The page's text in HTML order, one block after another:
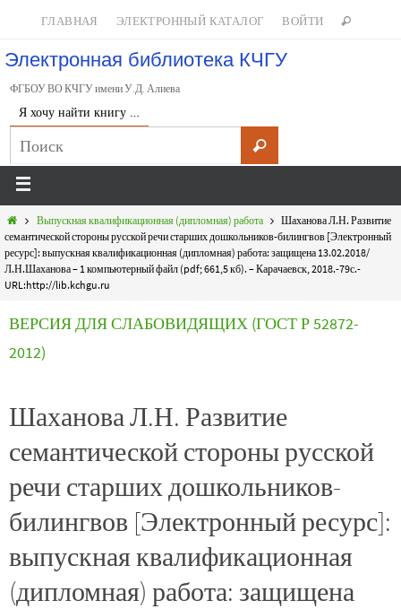
ГЛАВНАЯ ЭЛЕКТРОННЫЙ КАТАЛОГ ВОЙТИ
Электронная библиотека КЧГУ
ФГБОУ ВО КЧГУ имени У.Д. Алиева
Я хочу найти книгу …
Выпускная квалификационная (дипломная) работа
Шаханова Л.Н. Развитие
семантической стороны русской речи старших дошкольников-билингвов [Электронный
ресурс]: выпускная квалификационная (дипломная) работа: защищена 13.02.2018/
Л.Н.Шаханова – 1 компьютерный файл (pdf; 661,5 кб). – Карачаевск, 2018.-79с.-
URL:http://lib.kchgu.ru
ВЕРСИЯ ДЛЯ СЛАБОВИДЯЩИХ (ГОСТ Р 52872-
2012)
Шаханова Л.Н. Развитие
семантической стороны русской
речи старших дошкольников-
билингвов [Электронный ресурс]:
выпускная квалификационная
(дипломная) работа: защищена